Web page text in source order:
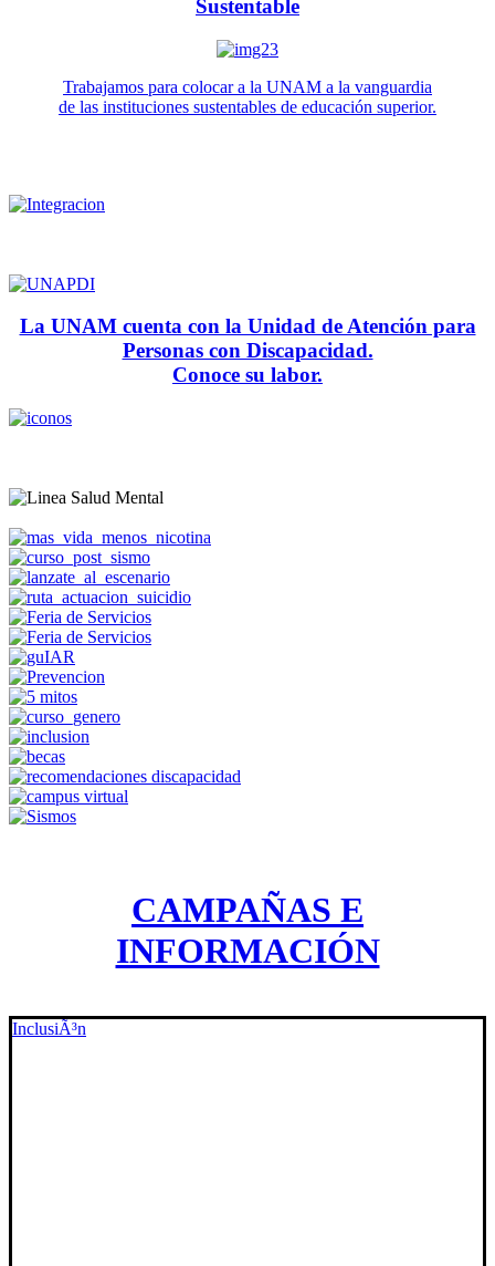
Sustentable
Trabajamos para colocar a la UNAM a la vanguardia
de las instituciones sustentables de educación superior.
La UNAM cuenta con la Unidad de Atención para
Personas con Discapacidad.
Conoce su labor.
CAMPAÑAS E
INFORMACIÓN
InclusiÃ³n